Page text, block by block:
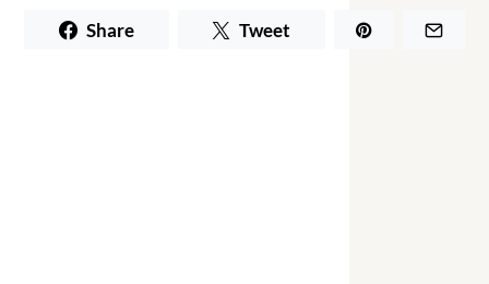
Share Tweet